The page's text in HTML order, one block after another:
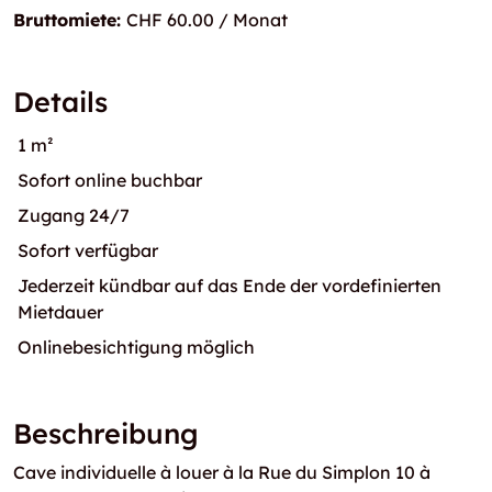
Bruttomiete: CHF 60.00 / Monat
Details
1 m²
Sofort online buchbar
Zugang 24/7
Sofort verfügbar
Jederzeit kündbar auf das Ende der vordefinierten
Mietdauer
Onlinebesichtigung möglich
Beschreibung
Cave individuelle à louer à la Rue du Simplon 10 à